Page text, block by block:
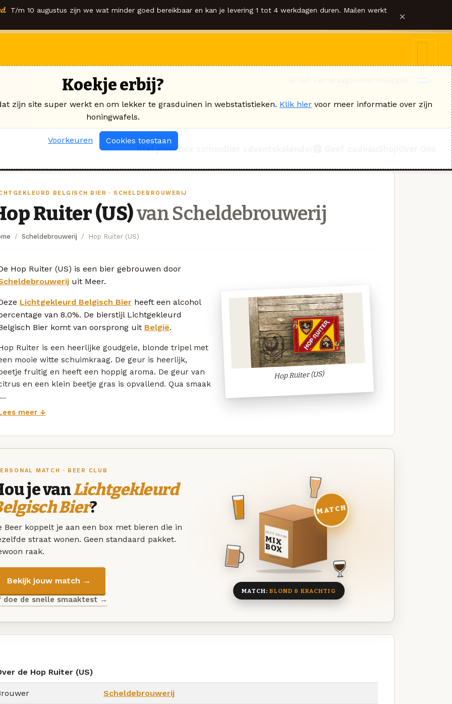
T/m 10 augustus zijn we wat minder goed bereikbaar en kan je levering 1 tot 4 werkdagen duren. Mailen werkt
×
Stel jouw box samen
BELGISCH BIER · SCHELDEBROUWERIJ
Ruiter (US)van Scheldebrouwerij
Scheldebrouwerij Hop Ruiter (US)
Hop Ruiter (US) is een bier gebrouwen door
uit Meer.
Lichtgekleurd Belgisch Bier heeft een alcohol
van 8.0%. De bierstijl Lichtgekleurd
Bier komt van oorsprong uit België.
Ruiter is een heerlijke goudgele, blonde tripel met
mooie witte schuimkraag. De geur is heerlijk,
fruitig en heeft een hoppig aroma. De geur van
en een klein beetje gras is opvallend. Qua smaak
meer ↓
Hop Ruiter (US)
MATCH · BEER CLUB
je vanLichtgekleurd
Bier?
Beer koppelt je aan een box met bieren die in
straat wonen. Geen standaard pakket.
raak.
Bekijk jouw match →
doe de snelle smaaktest →
DEZE MAAND
MIX
BOX
8 BIEREN
MATCH
MATCH:BLOND & KRACHTIG
de Hop Ruiter (US)
Scheldebrouwerij
Koekje erbij?
zijn site super werkt en om lekker te grasduinen in webstatistieken. Klik hier voor meer informatie over zijn
honingwafels.
Voorkeuren Cookies toestaan